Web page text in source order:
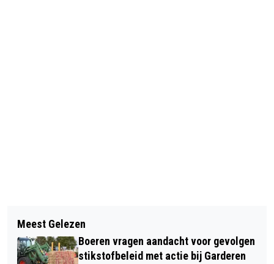
STATEMENT BURGEMEESTER RENÉ
VERHULST OVER GIJZELING IN CAFÉ
PETTICOAT
ZOMERTIJD GAAT WEER IN, KLOK
GAAT UUR VOORUIT
Meest Gelezen
Boeren vragen aandacht voor gevolgen
stikstofbeleid met actie bij Garderen